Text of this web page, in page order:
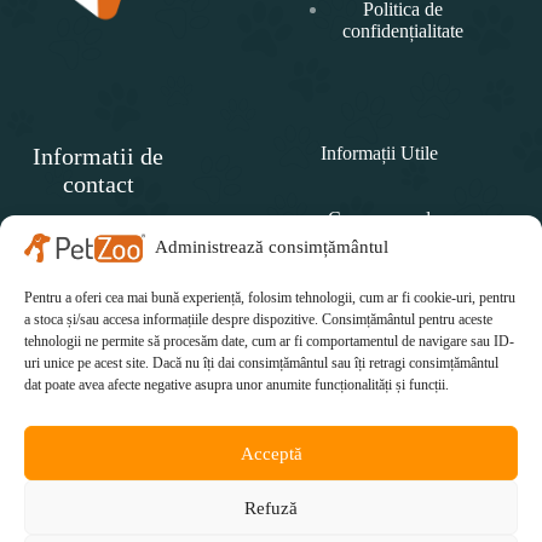
Administrează consimțământul
Pentru a oferi cea mai bună experiență, folosim tehnologii, cum ar fi cookie-uri, pentru
a stoca și/sau accesa informațiile despre dispozitive. Consimțământul pentru aceste
tehnologii ne permite să procesăm date, cum ar fi comportamentul de navigare sau ID-
uri unice pe acest site. Dacă nu îți dai consimțământul sau îți retragi consimțământul
dat poate avea afecte negative asupra unor anumite funcționalități și funcții.
Acceptă
Refuză
Politica de
confidențialitate
Informatii de
contact
PET
Telefon:
0771 415 812
Email:
Informații Utile
Cum comand
Politica de retur
Cum plătesc
Cum se livrează